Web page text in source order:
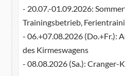
- 20.07.-01.09.2026:
Trainingsbetrieb,
- 06.+07.08.2026 (Do.+Fr.):
des Kirmeswagens
- 08.08.2026 (Sa.): Cranger-